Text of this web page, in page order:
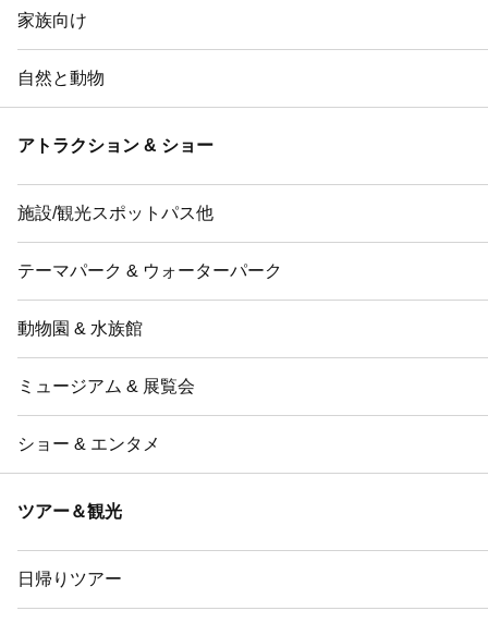
家族向け
自然と動物
アトラクション & ショー
施設/観光スポットパス他
テーマパーク & ウォーターパーク
動物園 & 水族館
ミュージアム & 展覧会
ショー & エンタメ
ツアー＆観光
日帰りツアー